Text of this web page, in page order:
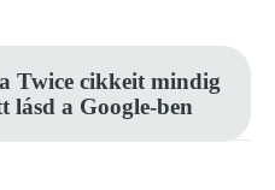
Twice cikkeit mindig
lásd a Google-ben